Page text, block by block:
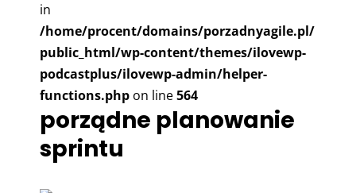
in
/home/procent/domains/porzadnyagile.pl/
public_html/wp-content/themes/ilovewp-
podcastplus/ilovewp-admin/helper-
functions.php on line564
porządne planowanie
sprintu